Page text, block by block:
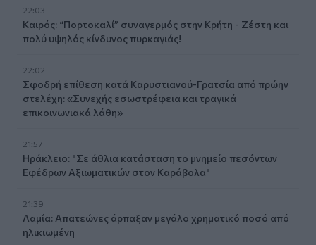
22:03
Καιρός: “Πορτοκαλί” συναγερμός στην Κρήτη - Ζέστη και
πολύ υψηλός κίνδυνος πυρκαγιάς!
22:02
Σφοδρή επίθεση κατά Καρυστιανού-Γρατσία από πρώην
στελέχη: «Συνεχής εσωστρέφεια και τραγικά
επικοινωνιακά λάθη»
21:57
Ηράκλειο: "Σε άθλια κατάσταση το μνημείο πεσόντων
Εφέδρων Αξιωματικών στον Καράβολα"
21:39
Λαμία: Απατεώνες άρπαξαν μεγάλο χρηματικό ποσό από
ηλικιωμένη